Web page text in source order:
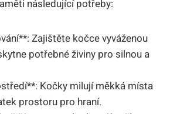
následující potřeby:
Zajištěte kočce vyváženou
potřebné živiny pro silnou a
Kočky milují měkká místa
prostoru pro hraní.